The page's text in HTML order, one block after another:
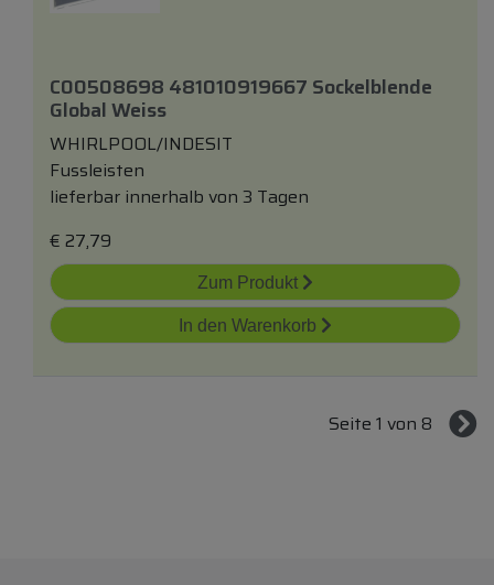
C00508698 481010919667 Sockelblende
Global Weiss
WHIRLPOOL/INDESIT
Fussleisten
lieferbar innerhalb von 3 Tagen
€ 27,79
Zum Produkt
In den Warenkorb
Seite 1 von 8